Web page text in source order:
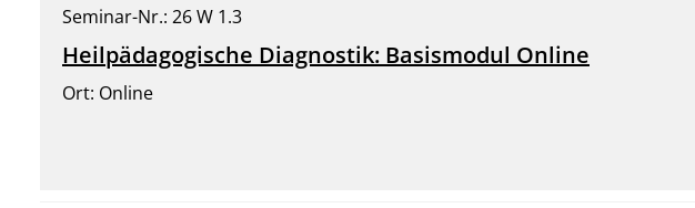
Seminar-Nr.: 26 W 1.3
Heilpädagogische Diagnostik: Basismodul Online
Ort: Online